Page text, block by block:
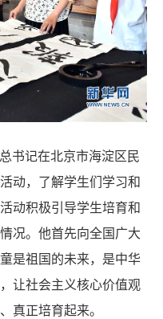
书记在北京市海淀区民
动，了解学生们学习和
动积极引导学生培育和
况。他首先向全国广大
是祖国的未来，是中华
让社会主义核心价值观
真正培育起来。